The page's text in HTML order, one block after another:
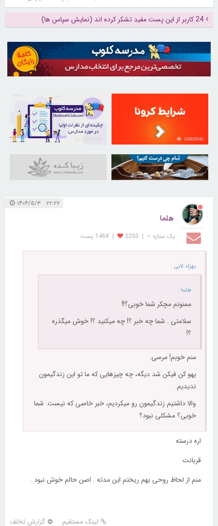
24 کاربر از این پست مفید تشکر کرده اند (نمایش سپاس ها)
16869040
31040992
۲۲:۲۷ ۱۴۰۴/۵/۳
هلما
یک ستاره ⋆ |
2250
| 1468 پست
بهزاد لابی :
هلما :
ممنونم مچکر شما خوبی؟!!
سلامتی . شما چه خبر ؟! چه میکنید ؟! خوش میگذره
؟!
منم خوبم! مرسی.
یهو کن فیکن شد دیگه، چه چیزهایی که ما تو این زندگیمون
ندیدیم.
والا داشتیم زندگیمون رو میکردیم، خبر خاصی که نیست. شما
خوبی؟ مشکلی نبود؟
اره درسته
قربانت
منم از لحاظ روحی بهم ریختم این مدته . اصن حالم خوش نبود .
لینک مستقیم گزارش تخلف